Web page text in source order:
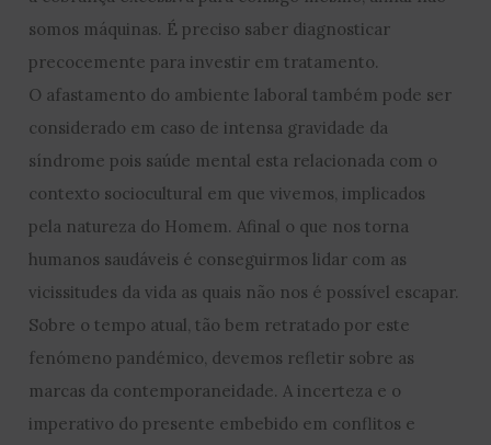
somos máquinas. É preciso saber diagnosticar
precocemente para investir em tratamento.
O afastamento do ambiente laboral também pode ser
considerado em caso de intensa gravidade da
síndrome pois saúde mental esta relacionada com o
contexto sociocultural em que vivemos, implicados
pela natureza do Homem. Afinal o que nos torna
humanos saudáveis é conseguirmos lidar com as
vicissitudes da vida as quais não nos é possível escapar.
Sobre o tempo atual, tão bem retratado por este
fenómeno pandémico, devemos refletir sobre as
marcas da contemporaneidade. A incerteza e o
imperativo do presente embebido em conflitos e